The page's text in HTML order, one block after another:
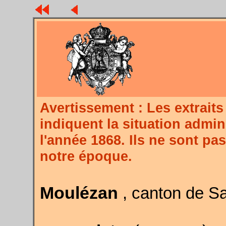
Avertissement : Les
indiquent la situation
l'année 1868. Ils ne sont
notre époque.
Moulézan , canton de